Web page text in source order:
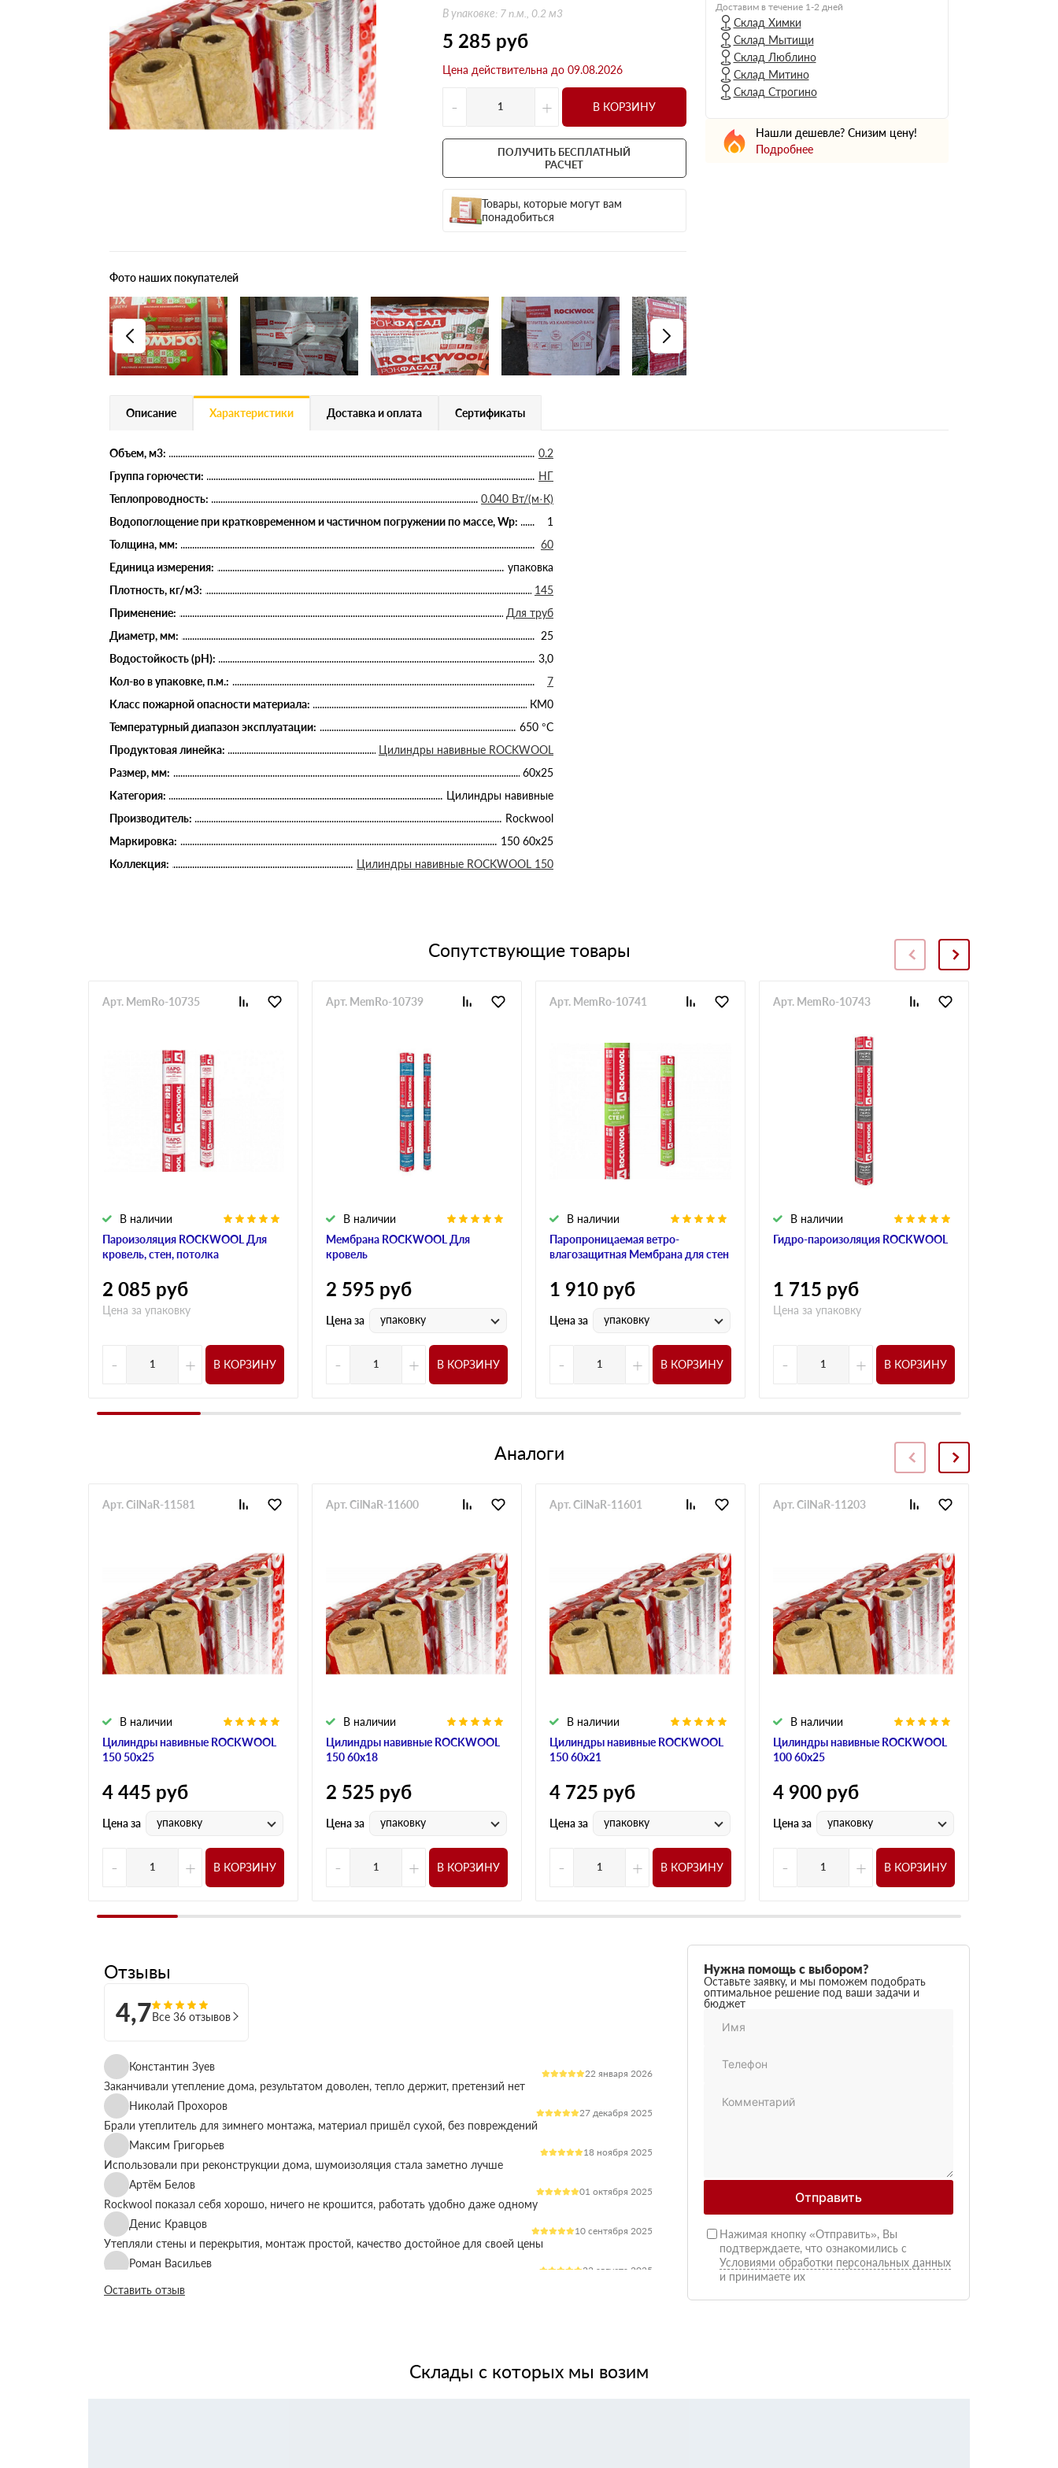
Плитные материалы
Н Оптима
Д Оптима
50 мм
100 мм
Техническая изоляция
Цилиндры навивные
CONLIT SL 150
50 мм
50 мм
100 мм
150 мм
Д Оптима
В Оптима
Д Стандарт
Н Экстра
Для стен
В упаковке: 7 п.м., 0.2 м3
5 285 руб
Цена действительна до 09.08.2026
- + В КОРЗИНУ
ПОЛУЧИТЬ БЕСПЛАТНЫЙ
РАСЧЕТ
Товары, которые могут вам
понадобиться
Доставим в течение 1-2 дней
Склад Химки
Склад Мытищи
Склад Люблино
Склад Митино
Склад Строгино
Нашли дешевле? Снизим цену!
Подробнее
Фото наших покупателей
Описание Характеристики Доставка и оплата Сертификаты
Объем, м3:
0.2
Группа горючести:
НГ
Теплопроводность:
0.040 Вт/(м·К)
Водопоглощение при кратковременном и частичном погружении по массе, Wp:
1
Толщина, мм:
60
Единица измерения:
упаковка
Плотность, кг/м3:
145
Применение:
Для труб
Диаметр, мм:
25
Водостойкость (рН):
3,0
Кол-во в упаковке, п.м.:
7
Класс пожарной опасности материала:
КМ0
Температурный диапазон эксплуатации:
650 °С
Продуктовая линейка:
Цилиндры навивные ROCKWOOL
Размер, мм:
60х25
Категория:
Цилиндры навивные
Производитель:
Rockwool
Маркировка:
150 60х25
Коллекция:
Цилиндры навивные ROCKWOOL 150
Сопутствующие товары
Пароизоляция ROCKWOOL Для
кровель, стен, потолка
В наличии
Арт. MemRo-10735
2 085 руб
Цена за упаковку
- + В КОРЗИНУ
Мембрана ROCKWOOL Для
кровель
В наличии
Арт. MemRo-10739
2 595 руб
Цена за упаковку
- + В КОРЗИНУ
Паропроницаемая ветро-
влагозащитная Мембрана для стен
В наличии
Арт. MemRo-10741
1 910 руб
Цена за упаковку
- + В КОРЗИНУ
Гидро-пароизоляция ROCKWOOL
В наличии
Арт. MemRo-10743
1 715 руб
Цена за упаковку
- + В КОРЗИНУ
Аналоги
Цилиндры навивные ROCKWOOL
150 50х25
В наличии
Арт. CilNaR-11581
4 445 руб
Цена за упаковку
- + В КОРЗИНУ
Цилиндры навивные ROCKWOOL
150 60х18
В наличии
Арт. CilNaR-11600
2 525 руб
Цена за упаковку
- + В КОРЗИНУ
Цилиндры навивные ROCKWOOL
150 60х21
В наличии
Арт. CilNaR-11601
4 725 руб
Цена за упаковку
- + В КОРЗИНУ
Цилиндры навивные ROCKWOOL
100 60х25
В наличии
Арт. CilNaR-11203
4 900 руб
Цена за упаковку
- + В КОРЗИНУ
Отзывы
4,7Все 36 отзывов
Константин Зуев
22 января 2026
Заканчивали утепление дома, результатом доволен, тепло держит, претензий нет
Николай Прохоров
27 декабря 2025
Брали утеплитель для зимнего монтажа, материал пришёл сухой, без повреждений
Максим Григорьев
18 ноября 2025
Использовали при реконструкции дома, шумоизоляция стала заметно лучше
Артём Белов
01 октября 2025
Rockwool показал себя хорошо, ничего не крошится, работать удобно даже одному
Денис Кравцов
10 сентября 2025
Утепляли стены и перекрытия, монтаж простой, качество достойное для своей цены
Роман Васильев
22 августа 2025
Материал соответствует описанию, после утепления расходы на отопление стали ниже
Оставить отзыв
Нужна помощь с выбором?
Оставьте заявку, и мы поможем подобрать
оптимальное решение под ваши задачи и
бюджет
Отправить
Нажимая кнопку «Отправить», Вы
подтверждаете, что ознакомились с
Условиями обработки персональных данных
и принимаете их
Склады с которых мы возим